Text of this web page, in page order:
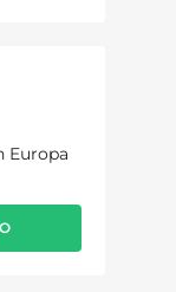
Europa